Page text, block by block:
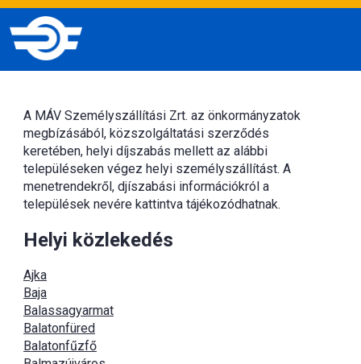
A MÁV Személyszállítási Zrt. az önkormányzatok
megbízásából, közszolgáltatási szerződés
keretében, helyi díjszabás mellett az alábbi
településeken végez helyi személyszállítást. A
menetrendekről, djíszabási információkról a
települések nevére kattintva tájékozódhatnak.
Helyi közlekedés
Ajka
Baja
Balassagyarmat
Balatonfüred
Balatonfűzfő